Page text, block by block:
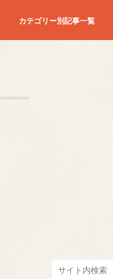
カテゴリー別記事一覧